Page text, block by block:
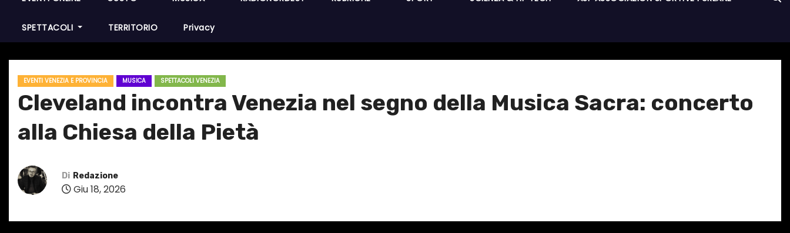
SPETTACOLI TERRITORIO Privacy
EVENTI VENEZIA E PROVINCIA MUSICA SPETTACOLI VENEZIA
Cleveland incontra Venezia nel segno della Musica Sacra: concerto
alla Chiesa della Pietà
Di Redazione
Giu 18, 2026